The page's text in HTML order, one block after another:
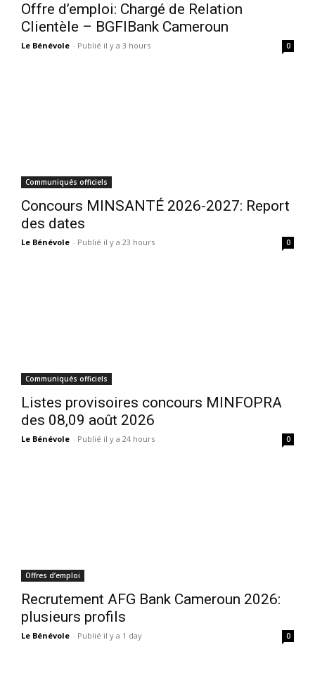
Offre d’emploi: Chargé de Relation
Clientèle – BGFIBank Cameroun
Le Bénévole - Publié il y a 3 hours 0
Communiqués officiels
Concours MINSANTÉ 2026-2027: Report
des dates
Le Bénévole - Publié il y a 23 hours 0
Communiqués officiels
Listes provisoires concours MINFOPRA
des 08,09 août 2026
Le Bénévole - Publié il y a 24 hours 0
Offres d’emploi
Recrutement AFG Bank Cameroun 2026:
plusieurs profils
Le Bénévole - Publié il y a 1 day 0